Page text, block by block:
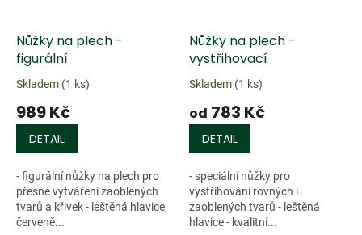
Nůžky na plech -
figurální
Skladem (1 ks)
989 Kč
DETAIL
- figurální nůžky na plech pro
přesné vytváření zaoblených
tvarů a křivek - leštěná hlavice,
červeně...
Nůžky na plech -
vystřihovací
Skladem (1 ks)
od 783 Kč
DETAIL
- speciální nůžky pro
vystřihování rovných i
zaoblených tvarů - leštěná
hlavice - kvalitní...